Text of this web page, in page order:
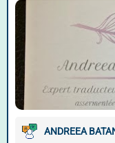
ANDREEA